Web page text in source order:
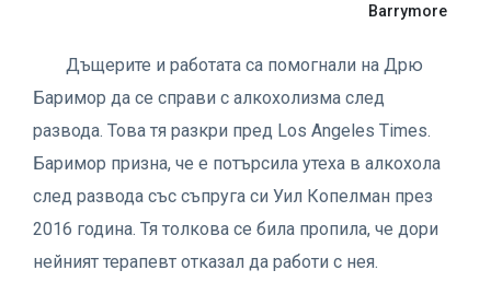
Barrymore
Дъщерите и работата са помогнали на Дрю
Баримор да се справи с алкохолизма след
развода. Това тя разкри пред Los Angeles Times.
Баримор призна, че е потърсила утеха в алкохола
след развода със съпруга си Уил Копелман през
2016 година. Тя толкова се била пропила, че дори
нейният терапевт отказал да работи с нея.